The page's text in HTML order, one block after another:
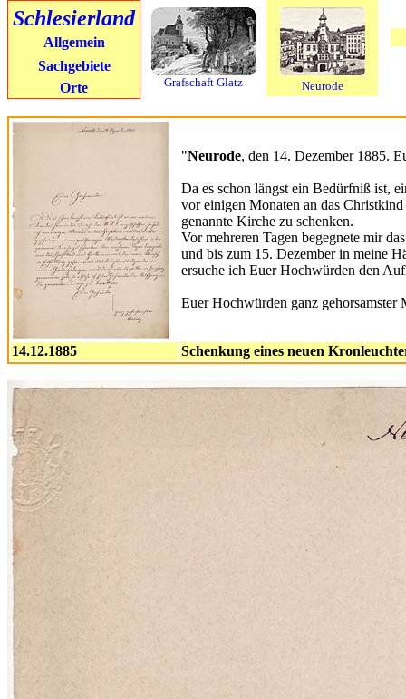
Neurode
Grafschaft Glatz
Schlesierland
Allgemein
Sachgebiete
Orte
"Neurode, den 14. Dezember 1885.
Da es schon längst ein Bedürfniß ist,
vor einigen Monaten an das
genannte Kirche zu schenken.
Vor mehreren Tagen begegnete mir
und bis zum 15. Dezember in meine
ersuche ich Euer Hochwürden den
Euer Hochwürden ganz gehorsamster
14.12.1885 Schenkung eines neuen